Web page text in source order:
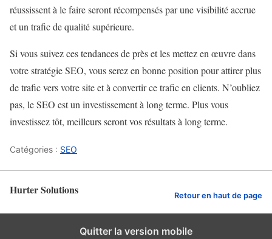
réussissent à le faire seront récompensés par une visibilité accrue
et un trafic de qualité supérieure.
Si vous suivez ces tendances de près et les mettez en œuvre dans
votre stratégie SEO, vous serez en bonne position pour attirer plus
de trafic vers votre site et à convertir ce trafic en clients. N’oubliez
pas, le SEO est un investissement à long terme. Plus vous
investissez tôt, meilleurs seront vos résultats à long terme.
Catégories : SEO
Hurter Solutions Retour en haut de page
Quitter la version mobile